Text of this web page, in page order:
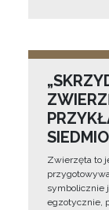
Zwierzęta to
symbolicznie
egzotycznie,